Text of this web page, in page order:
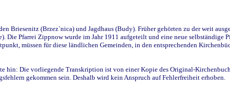
(Brzez`nica) und Jagdhaus (Budy). Früher gehörten zu der weit
Pfarrei Zippnow wurde im Jahr 1911 aufgeteilt und eine neue selbständige
müssen für diese ländlichen Gemeinden, in den entsprechenden
hin: Die vorliegende Transkription ist von einer Kopie des Original-
gekommen sein. Deshalb wird kein Anspruch auf Fehlerfreiheit erhoben.